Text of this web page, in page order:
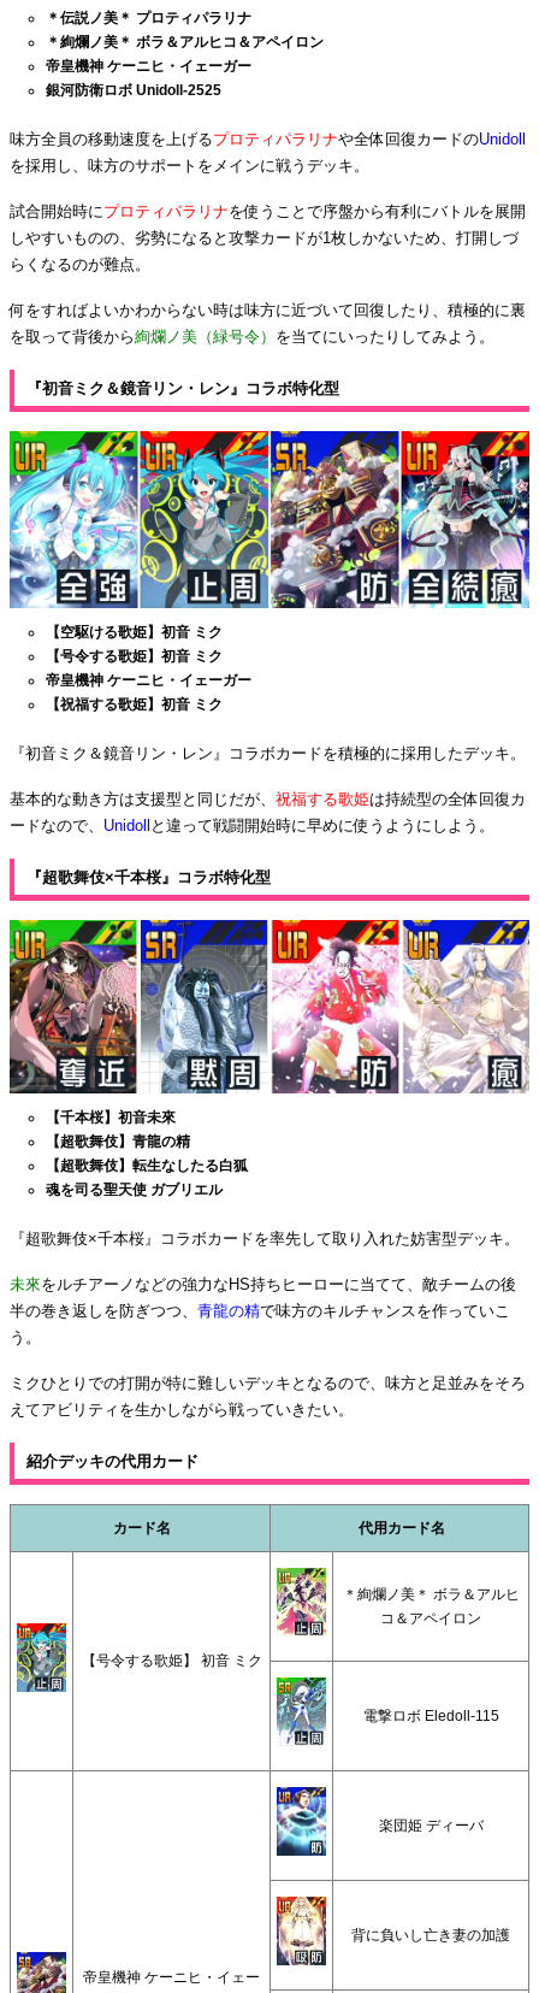
＊伝説ノ美＊ プロティパラリナ
＊絢爛ノ美＊ ボラ＆アルヒコ＆アペイロン
帝皇機神 ケーニヒ・イェーガー
銀河防衛ロボ Unidoll-2525
味方全員の移動速度を上げるプロティパラリナや全体回復カードのUnidoll
を採用し、味方のサポートをメインに戦うデッキ。
試合開始時にプロティパラリナを使うことで序盤から有利にバトルを展開
しやすいものの、劣勢になると攻撃カードが1枚しかないため、打開しづ
らくなるのが難点。
何をすればよいかわからない時は味方に近づいて回復したり、積極的に裏
を取って背後から絢爛ノ美（緑号令） を当てにいったりしてみよう。
『初音ミク＆鏡音リン・レン』コラボ特化型
【空駆ける歌姫】初音 ミク
【号令する歌姫】初音 ミク
帝皇機神 ケーニヒ・イェーガー
【祝福する歌姫】初音 ミク
『初音ミク＆鏡音リン・レン』コラボカードを積極的に採用したデッキ。
基本的な動き方は支援型と同じだが、 祝福する歌姫は持続型の全体回復カ
ードなので、 Unidoll と違って戦闘開始時に早めに使うようにしよう。
『超歌舞伎×千本桜』コラボ特化型
【千本桜】初音未來
【超歌舞伎】青龍の精
【超歌舞伎】転生なしたる白狐
魂を司る聖天使 ガブリエル
『超歌舞伎×千本桜』コラボカードを率先して取り入れた妨害型デッキ。
未來をルチアーノなどの強力なHS持ちヒーローに当てて、敵チームの後
半の巻き返しを防ぎつつ、 青龍の精で味方のキルチャンスを作っていこ
う。
ミクひとりでの打開が特に難しいデッキとなるので、味方と足並みをそろ
えてアビリティを生かしながら戦っていきたい。
紹介デッキの代用カード
カード名 代用カード名
【号令する歌姫】 初音 ミク
＊絢爛ノ美＊ ボラ＆アルヒ
コ＆アペイロン
電撃ロボ Eledoll-115
帝皇機神 ケーニヒ・イェー
楽団姫 ディーバ
背に負いし亡き妻の加護